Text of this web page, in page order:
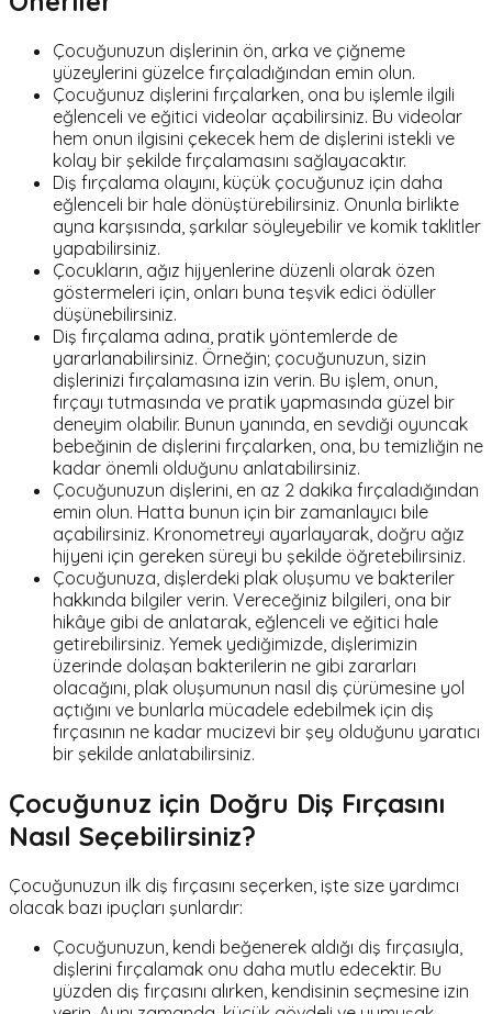
Çocuğunuzun dişlerinin ön, arka ve çiğneme
yüzeylerini güzelce fırçaladığından emin olun.
Çocuğunuz dişlerini fırçalarken, ona bu işlemle ilgili
eğlenceli ve eğitici videolar açabilirsiniz. Bu videolar
hem onun ilgisini çekecek hem de dişlerini istekli ve
kolay bir şekilde fırçalamasını sağlayacaktır.
Diş fırçalama olayını, küçük çocuğunuz için daha
eğlenceli bir hale dönüştürebilirsiniz. Onunla birlikte
ayna karşısında, şarkılar söyleyebilir ve komik taklitler
yapabilirsiniz.
Çocukların, ağız hijyenlerine düzenli olarak özen
göstermeleri için, onları buna teşvik edici ödüller
düşünebilirsiniz.
Diş fırçalama adına, pratik yöntemlerde de
yararlanabilirsiniz. Örneğin; çocuğunuzun, sizin
dişlerinizi fırçalamasına izin verin. Bu işlem, onun,
fırçayı tutmasında ve pratik yapmasında güzel bir
deneyim olabilir. Bunun yanında, en sevdiği oyuncak
bebeğinin de dişlerini fırçalarken, ona, bu temizliğin ne
kadar önemli olduğunu anlatabilirsiniz.
Çocuğunuzun dişlerini, en az 2 dakika fırçaladığından
emin olun. Hatta bunun için bir zamanlayıcı bile
açabilirsiniz. Kronometreyi ayarlayarak, doğru ağız
hijyeni için gereken süreyi bu şekilde öğretebilirsiniz.
Çocuğunuza, dişlerdeki plak oluşumu ve bakteriler
hakkında bilgiler verin. Vereceğiniz bilgileri, ona bir
hikâye gibi de anlatarak, eğlenceli ve eğitici hale
getirebilirsiniz. Yemek yediğimizde, dişlerimizin
üzerinde dolaşan bakterilerin ne gibi zararları
olacağını, plak oluşumunun nasıl diş çürümesine yol
açtığını ve bunlarla mücadele edebilmek için diş
fırçasının ne kadar mucizevi bir şey olduğunu yaratıcı
bir şekilde anlatabilirsiniz.
Çocuğunuz için Doğru Diş Fırçasını
Nasıl Seçebilirsiniz?
Çocuğunuzun ilk diş fırçasını seçerken, işte size yardımcı
olacak bazı ipuçları şunlardır:
Çocuğunuzun, kendi beğenerek aldığı diş fırçasıyla,
dişlerini fırçalamak onu daha mutlu edecektir. Bu
yüzden diş fırçasını alırken, kendisinin seçmesine izin